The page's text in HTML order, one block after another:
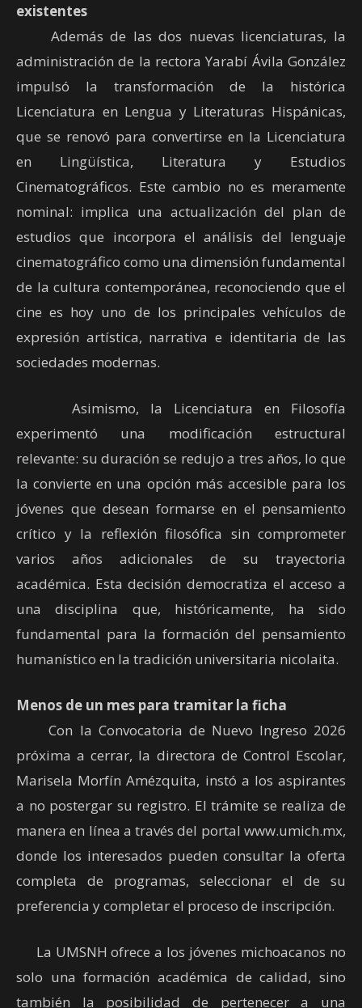
existentes
Además de las dos nuevas licenciaturas, la
administración de la rectora Yarabí Ávila González
impulsó la transformación de la histórica
Licenciatura en Lengua y Literaturas Hispánicas,
que se renovó para convertirse en la Licenciatura
en Lingüística, Literatura y Estudios
Cinematográficos. Este cambio no es meramente
nominal: implica una actualización del plan de
estudios que incorpora el análisis del lenguaje
cinematográfico como una dimensión fundamental
de la cultura contemporánea, reconociendo que el
cine es hoy uno de los principales vehículos de
expresión artística, narrativa e identitaria de las
sociedades modernas.
Asimismo, la Licenciatura en Filosofía
experimentó una modificación estructural
relevante: su duración se redujo a tres años, lo que
la convierte en una opción más accesible para los
jóvenes que desean formarse en el pensamiento
crítico y la reflexión filosófica sin comprometer
varios años adicionales de su trayectoria
académica. Esta decisión democratiza el acceso a
una disciplina que, históricamente, ha sido
fundamental para la formación del pensamiento
humanístico en la tradición universitaria nicolaita.
Menos de un mes para tramitar la ficha
Con la Convocatoria de Nuevo Ingreso 2026
próxima a cerrar, la directora de Control Escolar,
Marisela Morfín Amézquita, instó a los aspirantes
a no postergar su registro. El trámite se realiza de
manera en línea a través del portal www.umich.mx,
donde los interesados pueden consultar la oferta
completa de programas, seleccionar el de su
preferencia y completar el proceso de inscripción.
La UMSNH ofrece a los jóvenes michoacanos no
solo una formación académica de calidad, sino
también la posibilidad de pertenecer a una